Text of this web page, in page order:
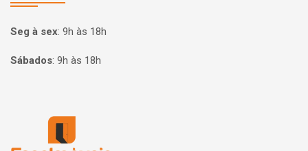
Seg à sex: 9h às 18h
Sábados: 9h às 18h